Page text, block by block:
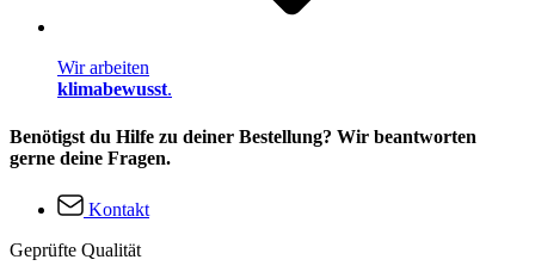
Wir arbeiten
klimabewusst.
Benötigst du Hilfe zu deiner Bestellung? Wir beantworten
gerne deine Fragen.
Kontakt
Geprüfte Qualität